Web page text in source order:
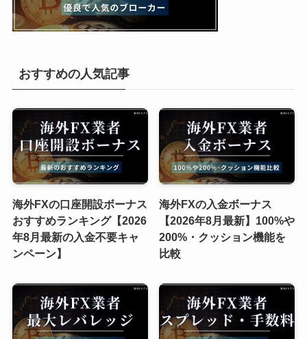
おすすめの人気記事
海外FXの口座開設ボーナス
おすすめランキング【2026
年8月最新の入金不要キャ
ンペーン】
海外FXの入金ボーナス
【2026年8月最新】100%や
200%・クッション機能を
比較